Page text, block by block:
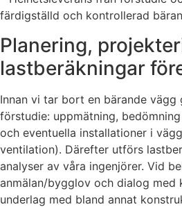
färdigställd och kontrollerad
Planering,
lastberäkningar
Innan vi tar bort en bärande vägg
förstudie: uppmätning,
och eventuella installationer i
ventilation). Därefter utförs
analyser av våra ingenjörer. Vid
anmälan/bygglov och dialog med
underlag med bland annat